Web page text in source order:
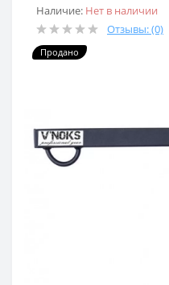
Наличие: Нет в наличии
Отзывы: (0)
Продано